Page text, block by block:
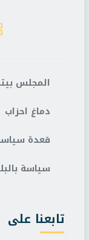
المجلس
دماغ احزاب
قعدة
سياسة
تابعنا على